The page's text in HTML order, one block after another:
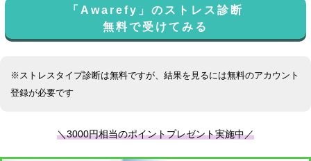
「Awarefy」のストレス診断
無料で受けてみる
※ストレスタイプ診断は無料ですが、結果を見るには無料のアカウント
登録が必要です
＼3000円相当のポイントプレゼント実施中／